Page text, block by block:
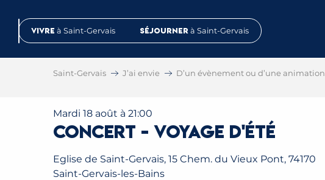
contenuVivre à Saint-Gervais Séjourner à Saint-Gervais
Saint-Gervais J’ai envie D’un évènement ou d’une animation
Mardi 18 août à 21:00
Concert - Voyage d'été
Eglise de Saint-Gervais, 15 Chem. du Vieux Pont, 74170
Saint-Gervais-les-Bains